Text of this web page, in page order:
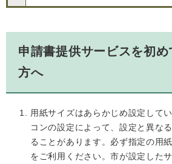
申請書提供サービスを初め
方へ
用紙サイズはあらかじめ設定して
コンの設定によって、設定と異な
ることがあります。必ず指定の用
をご利用ください。市が設定した